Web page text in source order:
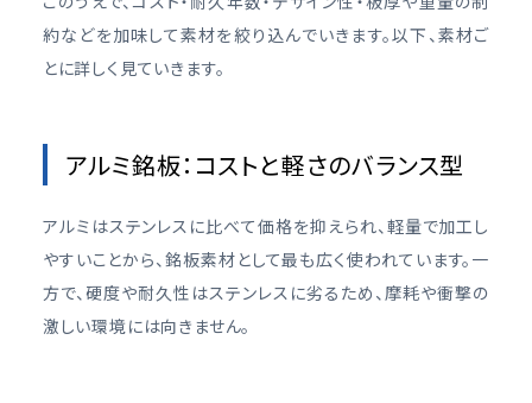
約などを加味して素材を絞り込んでいきます。以下、素材ご
とに詳しく見ていきます。
アルミ銘板：コストと軽さのバランス型
アルミはステンレスに比べて価格を抑えられ、軽量で加工し
やすいことから、銘板素材として最も広く使われています。一
方で、硬度や耐久性はステンレスに劣るため、摩耗や衝撃の
激しい環境には向きません。